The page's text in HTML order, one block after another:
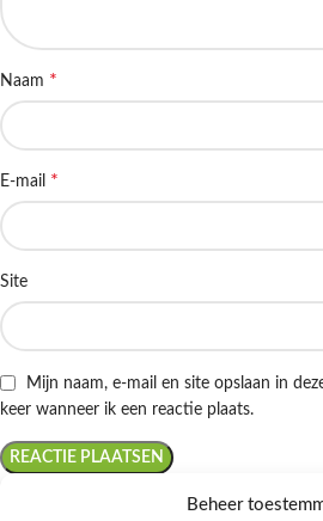
Beheer
Naam *
E-mail *
Site
Mijn naam, e-mail en site opslaan in
keer wanneer ik een reactie plaats.